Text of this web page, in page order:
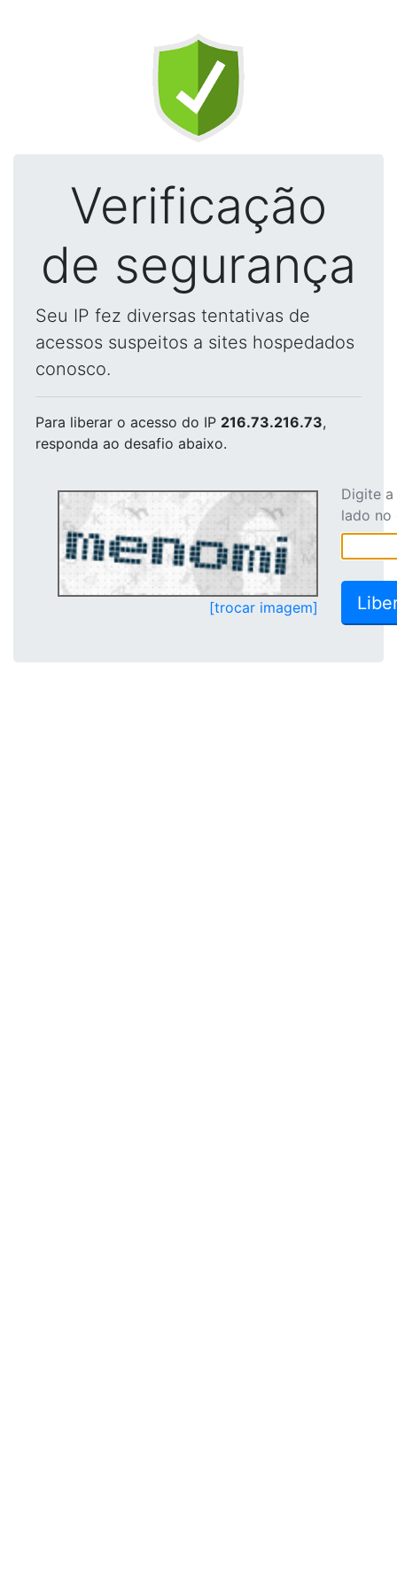
Verificação
de segurança
Seu IP fez diversas tentativas de
acessos suspeitos a sites hospedados
conosco.
Para liberar o acesso do IP 216.73.216.73,
responda ao desafio abaixo.
[trocar imagem]
Digite
lado no